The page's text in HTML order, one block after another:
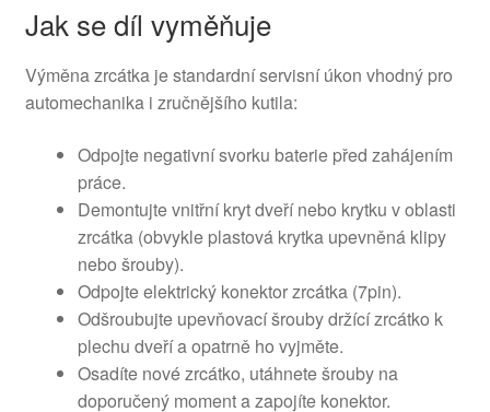
Jak se díl vyměňuje
Výměna zrcátka je standardní servisní úkon vhodný pro
automechanika i zručnějšího kutila:
Odpojte negativní svorku baterie před zahájením
práce.
Demontujte vnitřní kryt dveří nebo krytku v oblasti
zrcátka (obvykle plastová krytka upevněná klipy
nebo šrouby).
Odpojte elektrický konektor zrcátka (7pin).
Odšroubujte upevňovací šrouby držící zrcátko k
plechu dveří a opatrně ho vyjměte.
Osadíte nové zrcátko, utáhnete šrouby na
doporučený moment a zapojíte konektor.